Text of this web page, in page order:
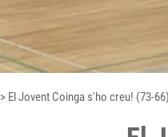
> El Jovent Coinga s'ho creu! (73-